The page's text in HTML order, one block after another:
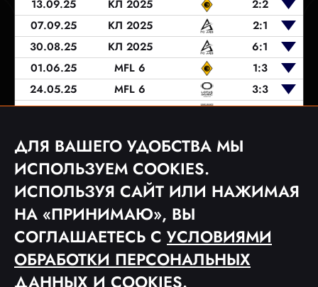
13.09.25
КЛ 2025
2:2
07.09.25
КЛ 2025
2:1
30.08.25
КЛ 2025
6:1
01.06.25
MFL 6
1:3
24.05.25
MFL 6
3:3
17.05.25
MFL 6
0:0
20.10.24
КН 2024
1 2 3
ДЛЯ ВАШЕГО УДОБСТВА МЫ
ИСПОЛЬЗУЕМ COOKIES.
ИСПОЛЬЗУЯ САЙТ ИЛИ НАЖИМАЯ
НА «ПРИНИМАЮ», ВЫ
СОГЛАШАЕТЕСЬ С УСЛОВИЯМИ
ОБРАБОТКИ ПЕРСОНАЛЬНЫХ
ДАННЫХ И COOKIES.